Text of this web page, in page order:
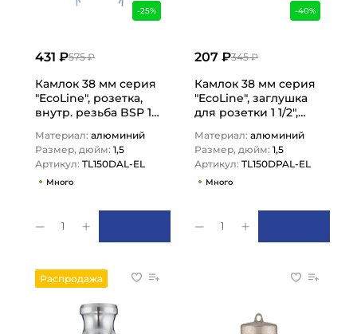
-25%
575 ₽
431 ₽
Камлок 38 мм серия
"EcoLine", розетка,
внутр. резьба BSP 1
TITAN LOCK
Материал: алюминий
Размер, дюйм: 1,5
Артикул: TL150DAL-EL
Много
1
-40%
345 ₽
207 ₽
Камлок 38 мм серия
"EcoLine", заглушка
для розетки 1 1/2",
LOCK
Материал: алюминий
Размер, дюйм: 1,5
Артикул: TL150DPAL-EL
Много
1
Распродажа